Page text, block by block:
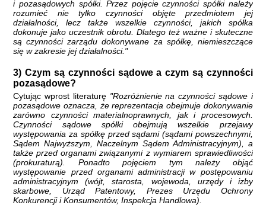
i pozasądowych spółki. Przez pojęcie czynności spółki należy
rozumieć nie tylko czynności objęte przedmiotem jej
działalności, lecz także wszelkie czynności, jakich spółka
dokonuje jako uczestnik obrotu. Dlatego też ważne i skuteczne
są czynności zarządu dokonywane za spółkę, niemieszczące
się w zakresie jej działalności."
3) Czym są czynności sądowe a czym są czynności
pozasądowe?
Cytując wprost literaturę"Rozróżnienie na czynności sądowe i
pozasądowe oznacza, że reprezentacja obejmuje dokonywanie
zarówno czynności materialnoprawnych, jak i procesowych.
Czynności sądowe spółki obejmują wszelkie przejawy
występowania za spółkę przed sądami (sądami powszechnymi,
Sądem Najwyższym, Naczelnym Sądem Administracyjnym), a
także przed organami związanymi z wymiarem sprawiedliwości
(prokuraturą). Ponadto pojęciem tym należy objąć
występowanie przed organami administracji w postępowaniu
administracyjnym (wójt, starosta, wojewoda, urzędy i izby
skarbowe, Urząd Patentowy, Prezes Urzędu Ochrony
Konkurencji i Konsumentów, Inspekcja Handlowa).